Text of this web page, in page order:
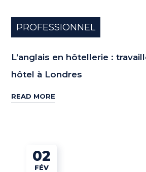
PROFESSIONNEL
L’anglais en hôtellerie :
hôtel à Londres
READ MORE
02
FÉV